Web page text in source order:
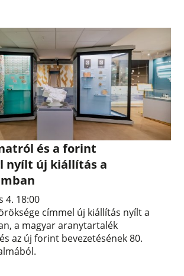
és a forint
nyílt új kiállítás a
4. 18:00
címmel új kiállítás nyílt a
a magyar aranytartalék
az új forint bevezetésének 80.